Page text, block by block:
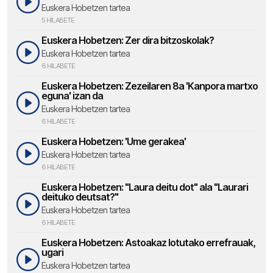
Euskera Hobetzen tartea
5 HILABETE
Euskera Hobetzen: Zer dira bitzoskolak?
Euskera Hobetzen tartea
6 HILABETE
Euskera Hobetzen: Zezeilaren 8a 'Kanpora martxo
eguna' izan da
Euskera Hobetzen tartea
6 HILABETE
Euskera Hobetzen: 'Ume gerakea'
Euskera Hobetzen tartea
6 HILABETE
Euskera Hobetzen: "Laura deitu dot" ala "Laurari
deituko deutsat?"
Euskera Hobetzen tartea
6 HILABETE
Euskera Hobetzen: Astoakaz lotutako errefrauak,
ugari
Euskera Hobetzen tartea